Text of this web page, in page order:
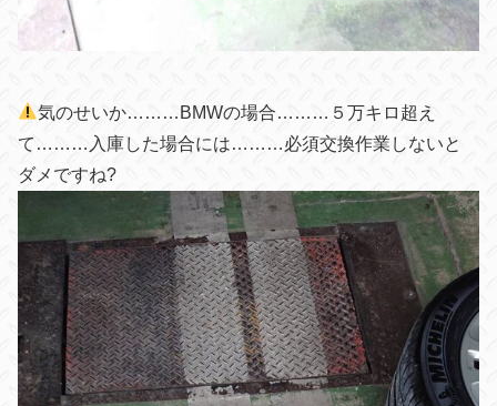
気のせいか………BMWの場合………５万キロ超え
て………入庫した場合には………必須交換作業しないと
ダメですね?